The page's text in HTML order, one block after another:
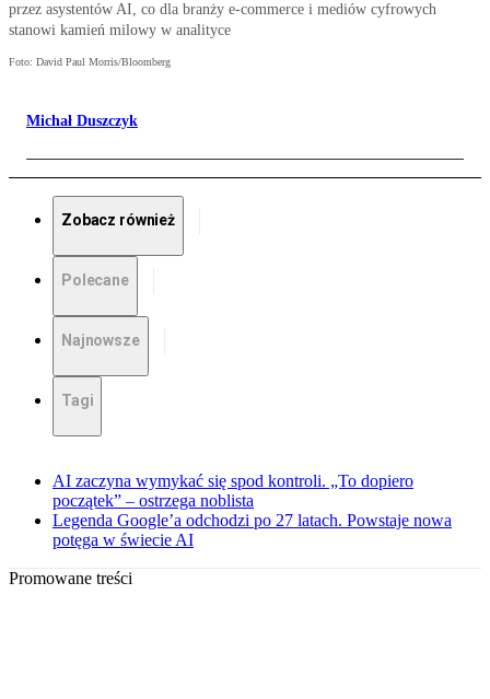
przez asystentów AI, co dla branży e-commerce i mediów cyfrowych
stanowi kamień milowy w analityce
Foto: David Paul Morris/Bloomberg
Michał Duszczyk
Zobacz również
Polecane
Najnowsze
Tagi
AI zaczyna wymykać się spod kontroli. „To dopiero
początek” – ostrzega noblista
Legenda Google’a odchodzi po 27 latach. Powstaje nowa
potęga w świecie AI
Promowane treści